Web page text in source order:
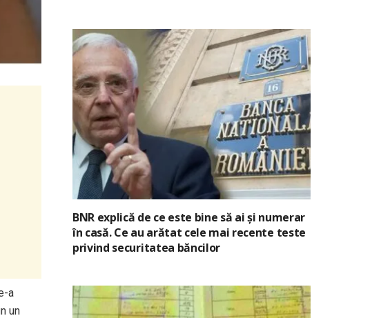
a
un
BNR explică de ce este bine să ai și numerar
în casă. Ce au arătat cele mai recente teste
privind securitatea băncilor